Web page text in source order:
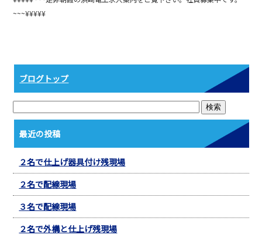
e
o
k
~~~¥¥¥¥¥
ブログトップ
最近の投稿
２名で仕上げ器具付け残現場
２名で配線現場
３名で配線現場
２名で外構と仕上げ残現場